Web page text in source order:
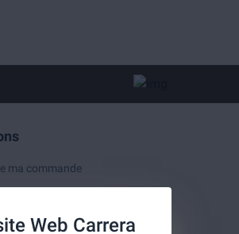
Web Carrera
ma commande